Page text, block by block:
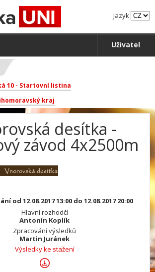
Jazyk
Uživatel
10 - Startovní listina
kraj
desítka -
závod 4x2500m
od 12.08.2017 13:00 do 12.08.2017 20:00
Hlavní rozhodčí
Antonín Koplík
Zpracování výsledků
Martin Juránek
Výsledky ke stažení